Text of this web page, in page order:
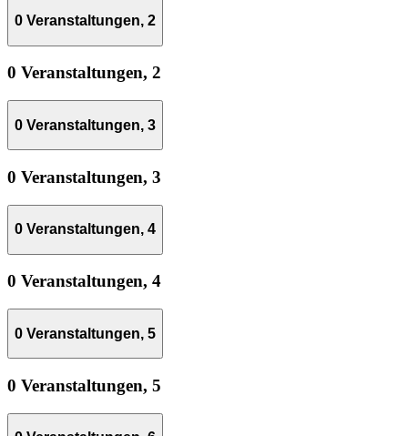
0 Veranstaltungen, 2
0 Veranstaltungen, 2
0 Veranstaltungen, 3
0 Veranstaltungen, 3
0 Veranstaltungen, 4
0 Veranstaltungen, 4
0 Veranstaltungen, 5
0 Veranstaltungen, 5